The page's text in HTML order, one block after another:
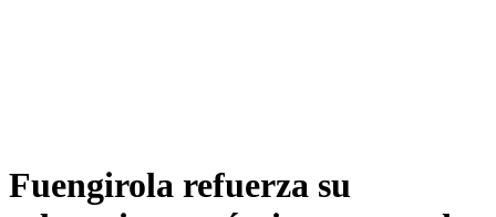
Fuengirola refuerza su